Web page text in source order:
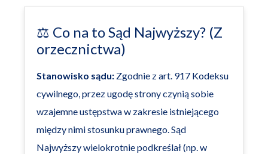
⚖️ Co na to Sąd Najwyższy? (Z
orzecznictwa)
Stanowisko sądu: Zgodnie z art. 917 Kodeksu
cywilnego, przez ugodę strony czynią sobie
wzajemne ustępstwa w zakresie istniejącego
między nimi stosunku prawnego. Sąd
Najwyższy wielokrotnie podkreślał (np. w